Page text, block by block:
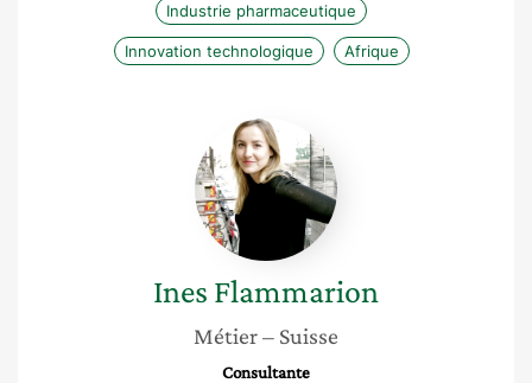
Industrie pharmaceutique
Innovation technologique Afrique
Ines
Flammarion
Ines Flammarion
Métier– Suisse
Consultante